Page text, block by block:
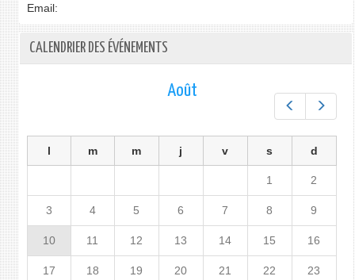
Email:
CALENDRIER DES ÉVÉNEMENTS
Préc.
Août
l m m j v s d
1 2
3 4 5 6 7 8 9
10 11 12 13 14 15 16
17 18 19 20 21 22 23